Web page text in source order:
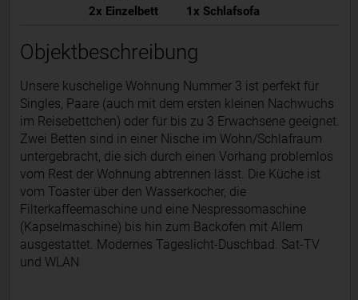
2x Einzelbett 1x Schlafsofa
Objektbeschreibung
Unsere kuschelige Wohnung Nummer 3 ist perfekt für
Singles, Paare (auch mit dem ersten kleinen Nachwuchs
im Reisebettchen) oder für bis zu 3 Erwachsene geeignet.
Zwei Betten sind in einer Nische im Wohn/Schlafraum
untergebracht, die sich durch einen Vorhang problemlos
vom Rest der Wohnung abtrennen lässt. Die Küche ist
vom Toaster über den Wasserkocher, die
Filterkaffeemaschine und eine Nespressomaschine
(Kapselmaschine) bis hin zum Backofen mit Allem
ausgestattet. Modernes Tageslicht-Duschbad. Sat-TV
und WLAN